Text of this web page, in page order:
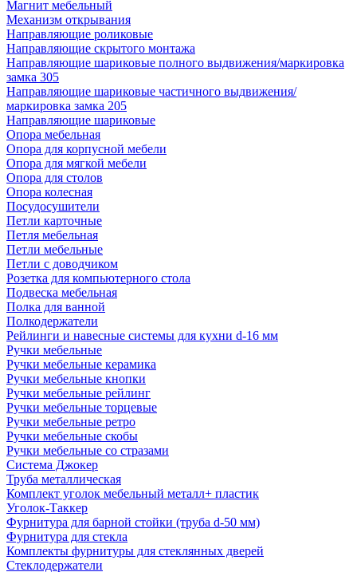
Магнит мебельный
Механизм открывания
Направляющие роликовые
Направляющие скрытого монтажа
Направляющие шариковые полного выдвижения/маркировка
замка 305
Направляющие шариковые частичного выдвижения/
маркировка замка 205
Направляющие шариковые
Опора мебельная
Опора для корпусной мебели
Опора для мягкой мебели
Опора для столов
Опора колесная
Посудосушители
Петли карточные
Петля мебельная
Петли мебельные
Петли с доводчиком
Розетка для компьютерного стола
Подвеска мебельная
Полка для ванной
Полкодержатели
Рейлинги и навесные системы для кухни d-16 мм
Ручки мебельные
Ручки мебельные керамика
Ручки мебельные кнопки
Ручки мебельные рейлинг
Ручки мебельные торцевые
Ручки мебельные ретро
Ручки мебельные скобы
Ручки мебельные со стразами
Система Джокер
Труба металлическая
Комплект уголок мебельный металл+ пластик
Уголок-Таккер
Фурнитура для барной стойки (труба d-50 мм)
Фурнитура для стекла
Комплекты фурнитуры для стеклянных дверей
Стеклодержатели